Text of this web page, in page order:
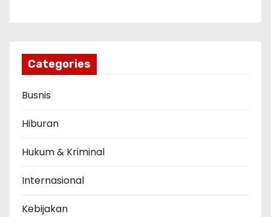
Categories
Busnis
Hiburan
Hukum & Kriminal
Internasional
Kebijakan